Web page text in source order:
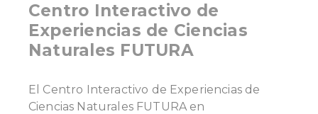
Centro Interactivo de
Experiencias de Ciencias
Naturales FUTURA
El Centro Interactivo de Experiencias de
Ciencias Naturales FUTURA en